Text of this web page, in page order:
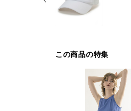
この商品の特集